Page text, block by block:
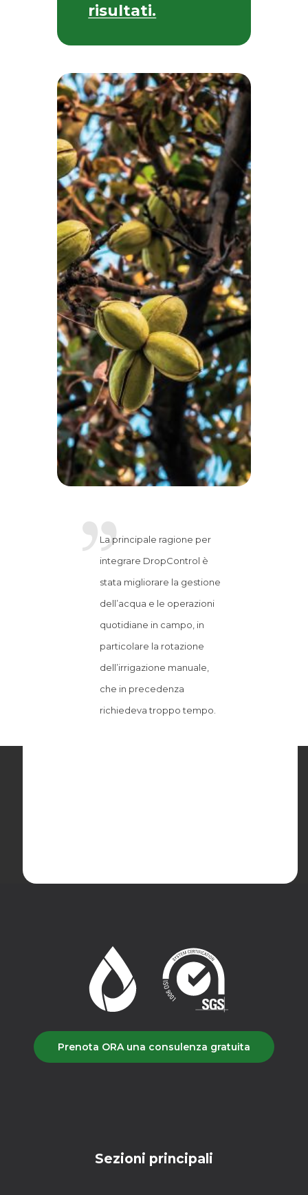
risultati.
La principale ragione per
integrare DropControl è
stata migliorare la gestione
dell’acqua e le operazioni
quotidiane in campo, in
particolare la rotazione
dell’irrigazione manuale,
che in precedenza
richiedeva troppo tempo.
Prenota ORA una consulenza gratuita
Sezioni principali